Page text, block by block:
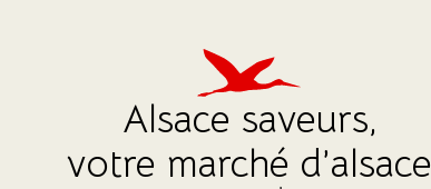
Alsace saveurs,
votre marché d’alsace